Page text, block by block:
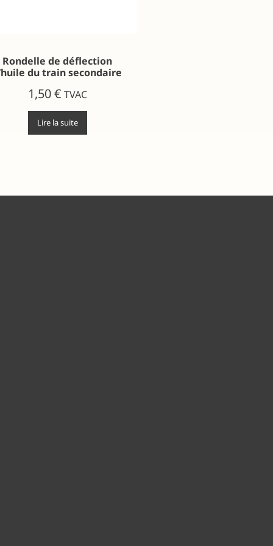
Rondelle de déflection
du train secondaire
1,50€ TVAC
Lire la suite